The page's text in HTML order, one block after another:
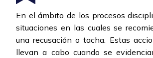
En el ámbito de los procesos
situaciones en las cuales se
una recusación o tacha. Estas
llevan a cabo cuando se